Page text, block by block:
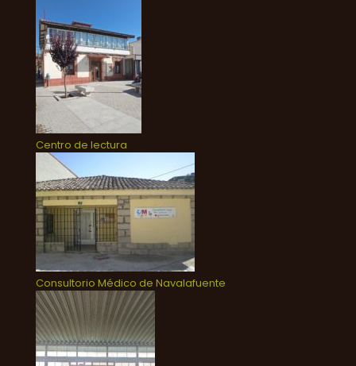
Centro de lectura
Consultorio Médico de Navalafuente